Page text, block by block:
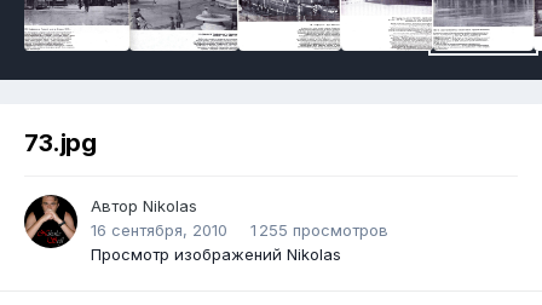
73.jpg
Автор Nikolas
16 сентября, 2010
1 255 просмотров
Просмотр изображений Nikolas